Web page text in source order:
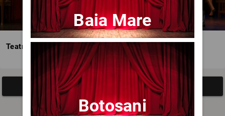
Teatrul Avangardia
Afisați mai multe evenimente
Baia Mare
Botosani